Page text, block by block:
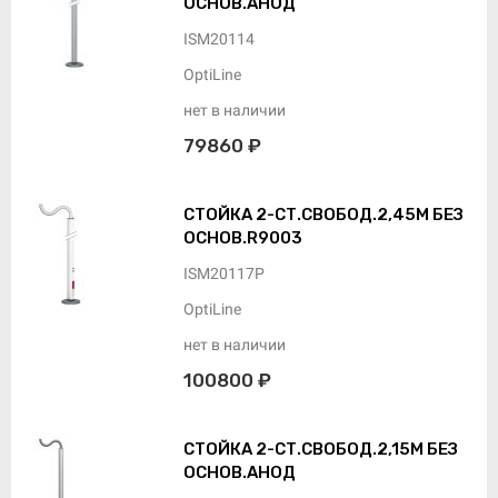
ISM20114
OptiLine
нет в наличии
79860 ₽
СТОЙКА 2-СТ.СВОБОД.2,45М БЕЗ
ОСНОВ.R9003
ISM20117P
OptiLine
нет в наличии
100800 ₽
СТОЙКА 2-СТ.СВОБОД.2,15М БЕЗ
ОСНОВ.АНОД